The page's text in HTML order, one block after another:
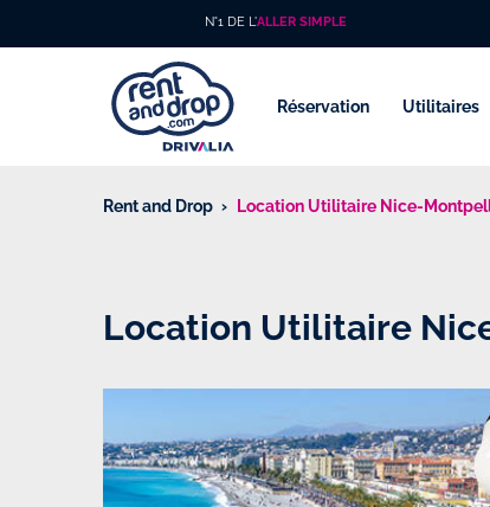
N°1 DE L'ALLER SIMPLE
Réservation Utilitaires
Rent and Drop Location Utilitaire Nice-
Location Utilitaire